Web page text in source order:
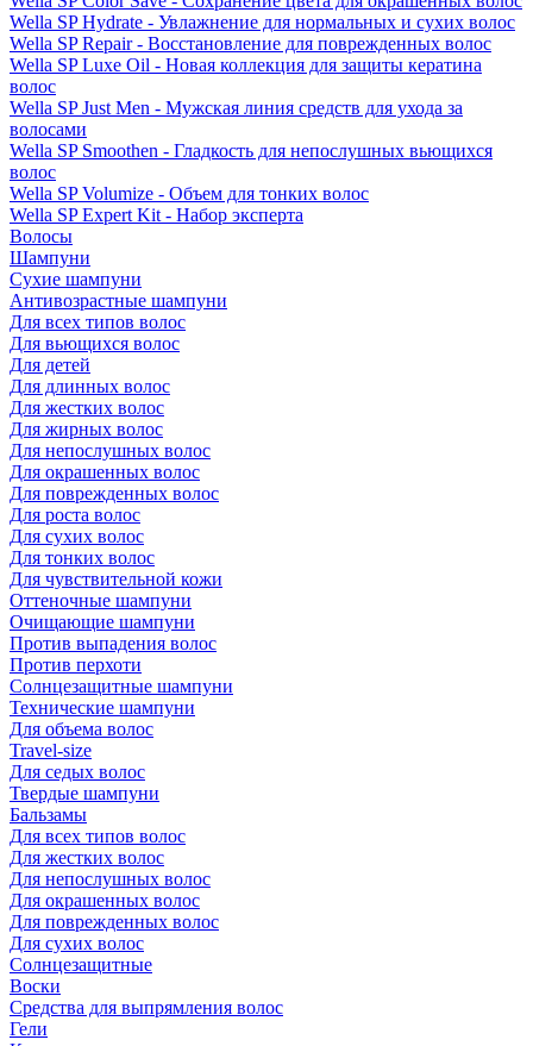
Wella SP Hydrate - Увлажнение для нормальных и сухих волос
Wella SP Repair - Восстановление для поврежденных волос
Wella SP Luxe Oil - Новая коллекция для защиты кератина
волос
Wella SP Just Men - Мужская линия средств для ухода за
волосами
Wella SP Smoothen - Гладкость для непослушных вьющихся
волос
Wella SP Volumize - Объем для тонких волос
Wella SP Expert Kit - Набор эксперта
Волосы
Шампуни
Сухие шампуни
Антивозрастные шампуни
Для всех типов волос
Для вьющихся волос
Для детей
Для длинных волос
Для жестких волос
Для жирных волос
Для непослушных волос
Для окрашенных волос
Для поврежденных волос
Для роста волос
Для сухих волос
Для тонких волос
Для чувствительной кожи
Оттеночные шампуни
Очищающие шампуни
Против выпадения волос
Против перхоти
Солнцезащитные шампуни
Технические шампуни
Для объема волос
Travel-size
Для седых волос
Твердые шампуни
Бальзамы
Для всех типов волос
Для жестких волос
Для непослушных волос
Для окрашенных волос
Для поврежденных волос
Для сухих волос
Солнцезащитные
Воски
Средства для выпрямления волос
Гели